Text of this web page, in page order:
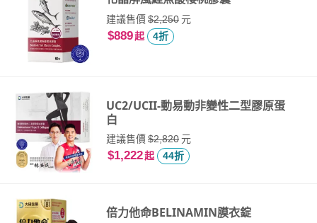
建議售價$2,250元
$889起 4折
UC2/UCII-動易動非變性二型膠原蛋
白
建議售價$2,820元
$1,222起 44折
倍力他命BELINAMIN膜衣錠